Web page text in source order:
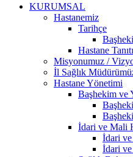
KURUMSAL
Hastanemiz
Tarihçe
Hastane
Misyonumuz /
İl Sağlık
Hastane Yönetimi
Başhekim ve
İdari ve Mali
İdari
İdari ve